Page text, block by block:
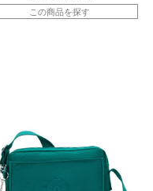
この商品を探す